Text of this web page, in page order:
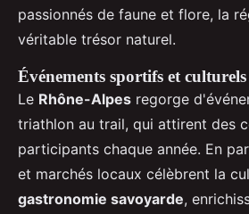
passionnés de faune et flore, la
véritable trésor naturel.
Événements sportifs et
Le Rhône-Alpes regorge
triathlon au trail, qui attirent des
participants chaque année. En
et marchés locaux célèbrent la
gastronomie savoyarde,